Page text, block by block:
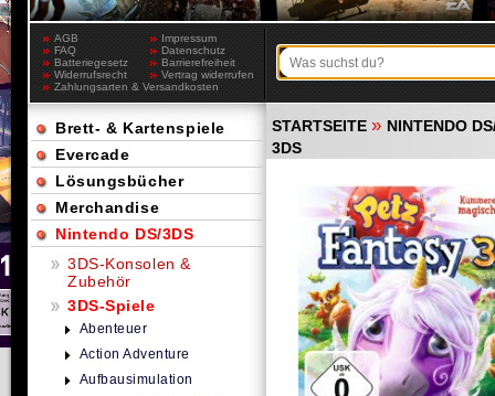
AGB
Impressum
FAQ
Datenschutz
Batteriegesetz
Barrierefreiheit
Widerrufsrecht
Vertrag widerrufen
Zahlungsarten & Versandkosten
STARTSEITE » NINTENDO
3DS
Brett- & Kartenspiele
Evercade
Lösungsbücher
Merchandise
Nintendo DS/3DS
3DS-Konsolen &
Zubehör
3DS-Spiele
Abenteuer
Action Adventure
Aufbausimulation